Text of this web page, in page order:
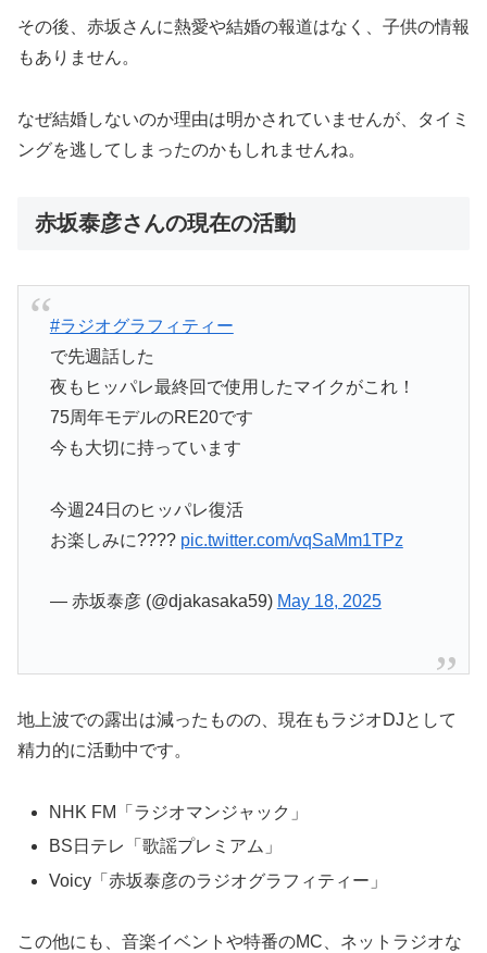
その後、赤坂さんに熱愛や結婚の報道はなく、子供の情報
もありません。
なぜ結婚しないのか理由は明かされていませんが、タイミ
ングを逃してしまったのかもしれませんね。
赤坂泰彦さんの現在の活動
#ラジオグラフィティー
で先週話した
夜もヒッパレ最終回で使用したマイクがこれ！
75周年モデルのRE20です
今も大切に持っています
今週24日のヒッパレ復活
お楽しみに???? pic.twitter.com/vqSaMm1TPz
— 赤坂泰彦 (@djakasaka59) May 18, 2025
地上波での露出は減ったものの、現在もラジオDJとして
精力的に活動中です。
NHK FM「ラジオマンジャック」
BS日テレ「歌謡プレミアム」
Voicy「赤坂泰彦のラジオグラフィティー」
この他にも、音楽イベントや特番のMC、ネットラジオな